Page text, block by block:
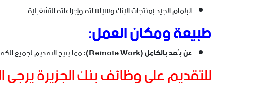
الإلمام الجيد بمنتجات البنك وسياساته وإجراءاته التشغيلية.
طبيعة ومكان العمل:
عن بُعد بالكامل (Remote Work): مما يتيح التقديم لجميع
للتقديم على وظائف بنك الجزيرة